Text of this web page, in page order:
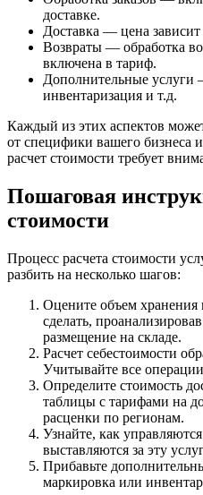
доставке.
Доставка — цена зависит
Возвраты — обработка
включена в тариф.
Дополнительные услуги
инвентаризация и т.д.
Каждый из этих аспектов
от специфики вашего бизнеса
расчет стоимости требует
Пошаговая
стоимости
Процесс расчета стоимости
разбить на несколько шагов:
Оцените объем
сделать,
размещение на складе.
Расчет себестоимости
Учитывайте все
Определите стоимость
таблицы с тарифами на
расценки по регионам.
Узнайте, как
выставляются за эту
Прибавьте
маркировка или